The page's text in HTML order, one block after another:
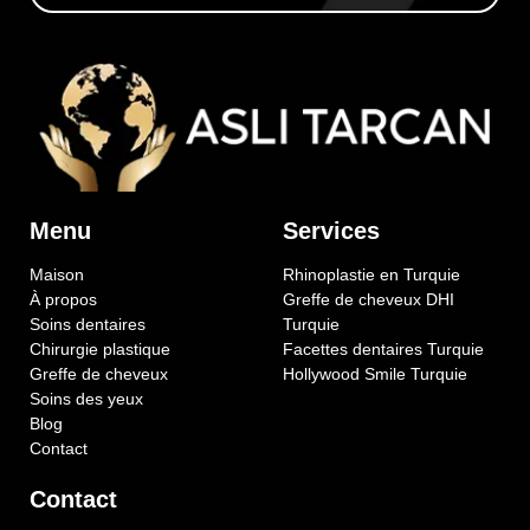
Menu
Maison
À propos
Soins dentaires
Chirurgie plastique
Greffe de cheveux
Soins des yeux
Blog
Contact
Services
Rhinoplastie en Turquie
Greffe de cheveux DHI
Turquie
Facettes dentaires Turquie
Hollywood Smile Turquie
Contact